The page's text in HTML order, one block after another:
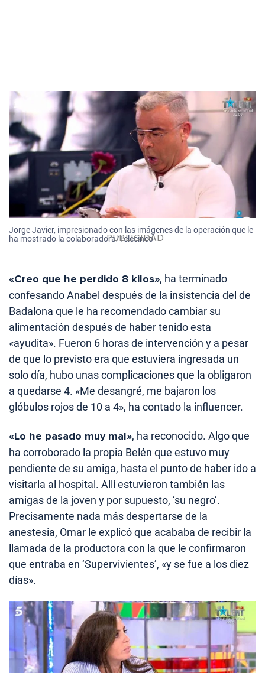
Jorge Javier, impresionado con las imágenes de la operación que le
ha mostrado la colaboradora/Telecinco
«Creo que he perdido 8 kilos», ha terminado
confesando Anabel después de la insistencia del de
Badalona que le ha recomendado cambiar su
alimentación después de haber tenido esta
«ayudita». Fueron 6 horas de intervención y a pesar
de que lo previsto era que estuviera ingresada un
solo día, hubo unas complicaciones que la obligaron
a quedarse 4. «Me desangré, me bajaron los
glóbulos rojos de 10 a 4», ha contado la influencer.
«Lo he pasado muy mal», ha reconocido. Algo que
ha corroborado la propia Belén que estuvo muy
pendiente de su amiga, hasta el punto de haber ido a
visitarla al hospital. Allí estuvieron también las
amigas de la joven y por supuesto, ‘su negro’.
Precisamente nada más despertarse de la
anestesia, Omar le explicó que acababa de recibir la
llamada de la productora con la que le confirmaron
que entraba en ‘Supervivientes’, «y se fue a los diez
días».